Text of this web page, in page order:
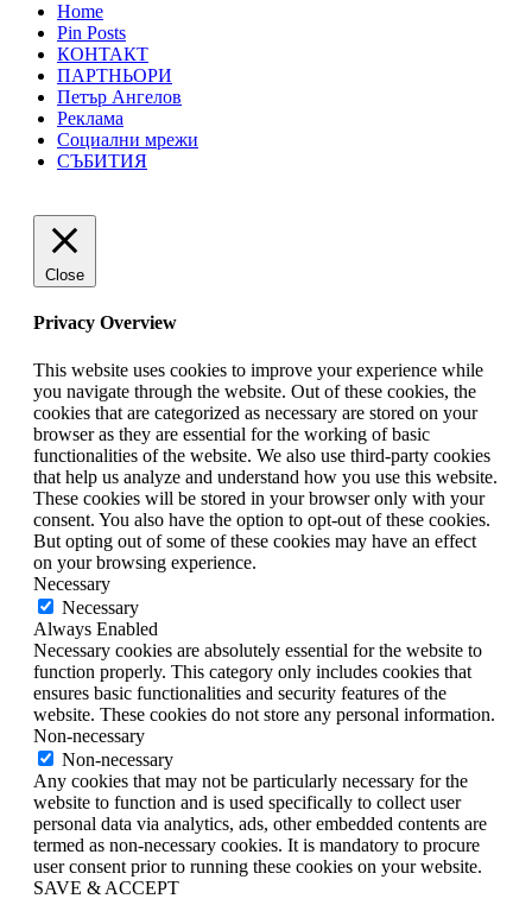
Home
Pin Posts
КОНТАКТ
ПАРТНЬОРИ
Петър Ангелов
Реклама
Социални мрежи
СЪБИТИЯ
Close
Privacy Overview
This website uses cookies to improve your experience while
you navigate through the website. Out of these cookies, the
cookies that are categorized as necessary are stored on your
browser as they are essential for the working of basic
functionalities of the website. We also use third-party cookies
that help us analyze and understand how you use this website.
These cookies will be stored in your browser only with your
consent. You also have the option to opt-out of these cookies.
But opting out of some of these cookies may have an effect
on your browsing experience.
Necessary
Necessary
Always Enabled
Necessary cookies are absolutely essential for the website to
function properly. This category only includes cookies that
ensures basic functionalities and security features of the
website. These cookies do not store any personal information.
Non-necessary
Non-necessary
Any cookies that may not be particularly necessary for the
website to function and is used specifically to collect user
personal data via analytics, ads, other embedded contents are
termed as non-necessary cookies. It is mandatory to procure
user consent prior to running these cookies on your website.
SAVE & ACCEPT